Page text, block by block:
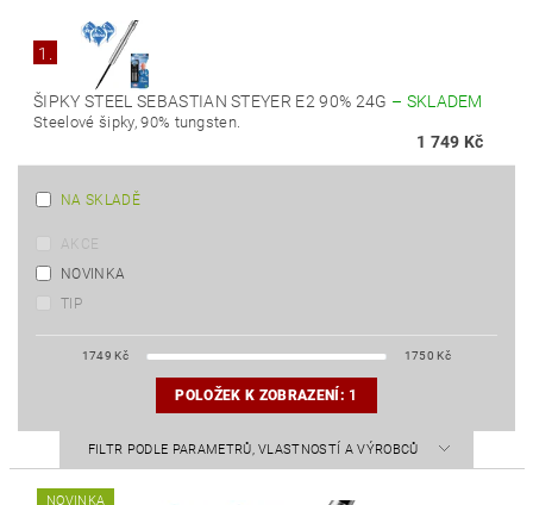
1.
ŠIPKY STEEL SEBASTIAN STEYER E2 90% 24G – SKLADEM
Steelové šipky, 90% tungsten.
1 749 Kč
NA SKLADĚ
AKCE
NOVINKA
TIP
1749 Kč 1750 Kč
POLOŽEK K ZOBRAZENÍ: 1
FILTR PODLE PARAMETRŮ, VLASTNOSTÍ A VÝROBCŮ
NOVINKA